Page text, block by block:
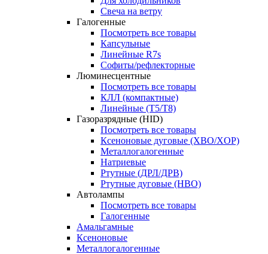
Свеча на ветру
Галогенные
Посмотреть все товары
Капсульные
Линейные R7s
Софиты/рефлекторные
Люминесцентные
Посмотреть все товары
КЛЛ (компактные)
Линейные (T5/T8)
Газоразрядные (HID)
Посмотреть все товары
Ксеноновые дуговые (XBO/XOP)
Металлогалогенные
Натриевые
Ртутные (ДРЛ/ДРВ)
Ртутные дуговые (HBO)
Автолампы
Посмотреть все товары
Галогенные
Амальгамные
Ксеноновые
Металлогалогенные